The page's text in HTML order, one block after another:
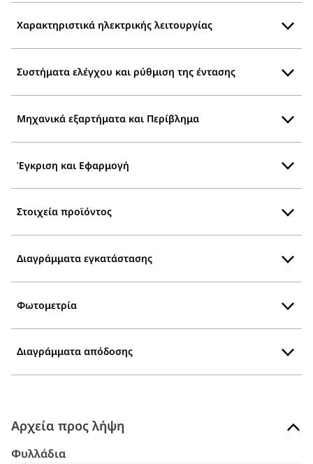
Χαρακτηριστικά ηλεκτρικής λειτουργίας
Συστήματα ελέγχου και ρύθμιση της έντασης
Μηχανικά εξαρτήματα και Περίβλημα
Έγκριση και Εφαρμογή
Στοιχεία προϊόντος
Διαγράμματα εγκατάστασης
Φωτομετρία
Διαγράμματα απόδοσης
Αρχεία προς λήψη
Φυλλάδια